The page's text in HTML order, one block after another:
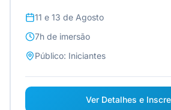
11 e 13 de Agosto
7h de imersão
Público: Iniciantes
Ver Detalhes e